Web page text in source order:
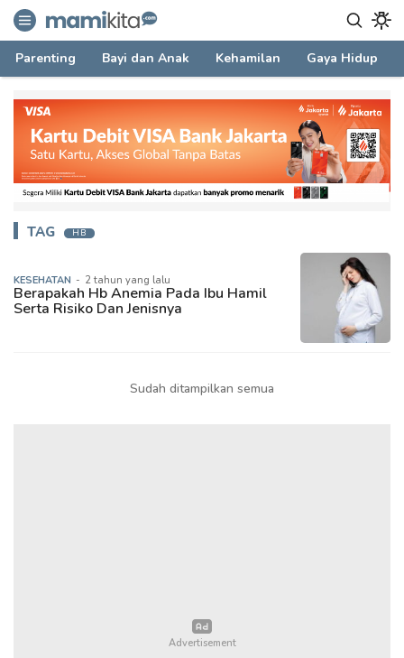
mamikita.com
Informasi Parenting untuk Mami Milenial
Parenting Bayi dan Anak Kehamilan Gaya Hidup
TAG HB
KESEHATAN - 2 tahun yang lalu
Berapakah Hb Anemia Pada Ibu Hamil
Serta Risiko Dan Jenisnya
Sudah ditampilkan semua